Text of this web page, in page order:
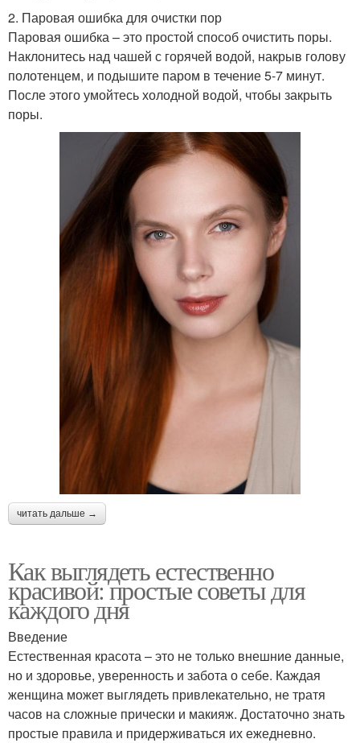
2. Паровая ошибка для очистки пор
Паровая ошибка – это простой способ очистить поры.
Наклонитесь над чашей с горячей водой, накрыв голову
полотенцем, и подышите паром в течение 5-7 минут.
После этого умойтесь холодной водой, чтобы закрыть
поры.
читать дальше →
Как выглядеть естественно
красивой: простые советы для
каждого дня
Введение
Естественная красота – это не только внешние данные,
но и здоровье, уверенность и забота о себе. Каждая
женщина может выглядеть привлекательно, не тратя
часов на сложные прически и макияж. Достаточно знать
простые правила и придерживаться их ежедневно.